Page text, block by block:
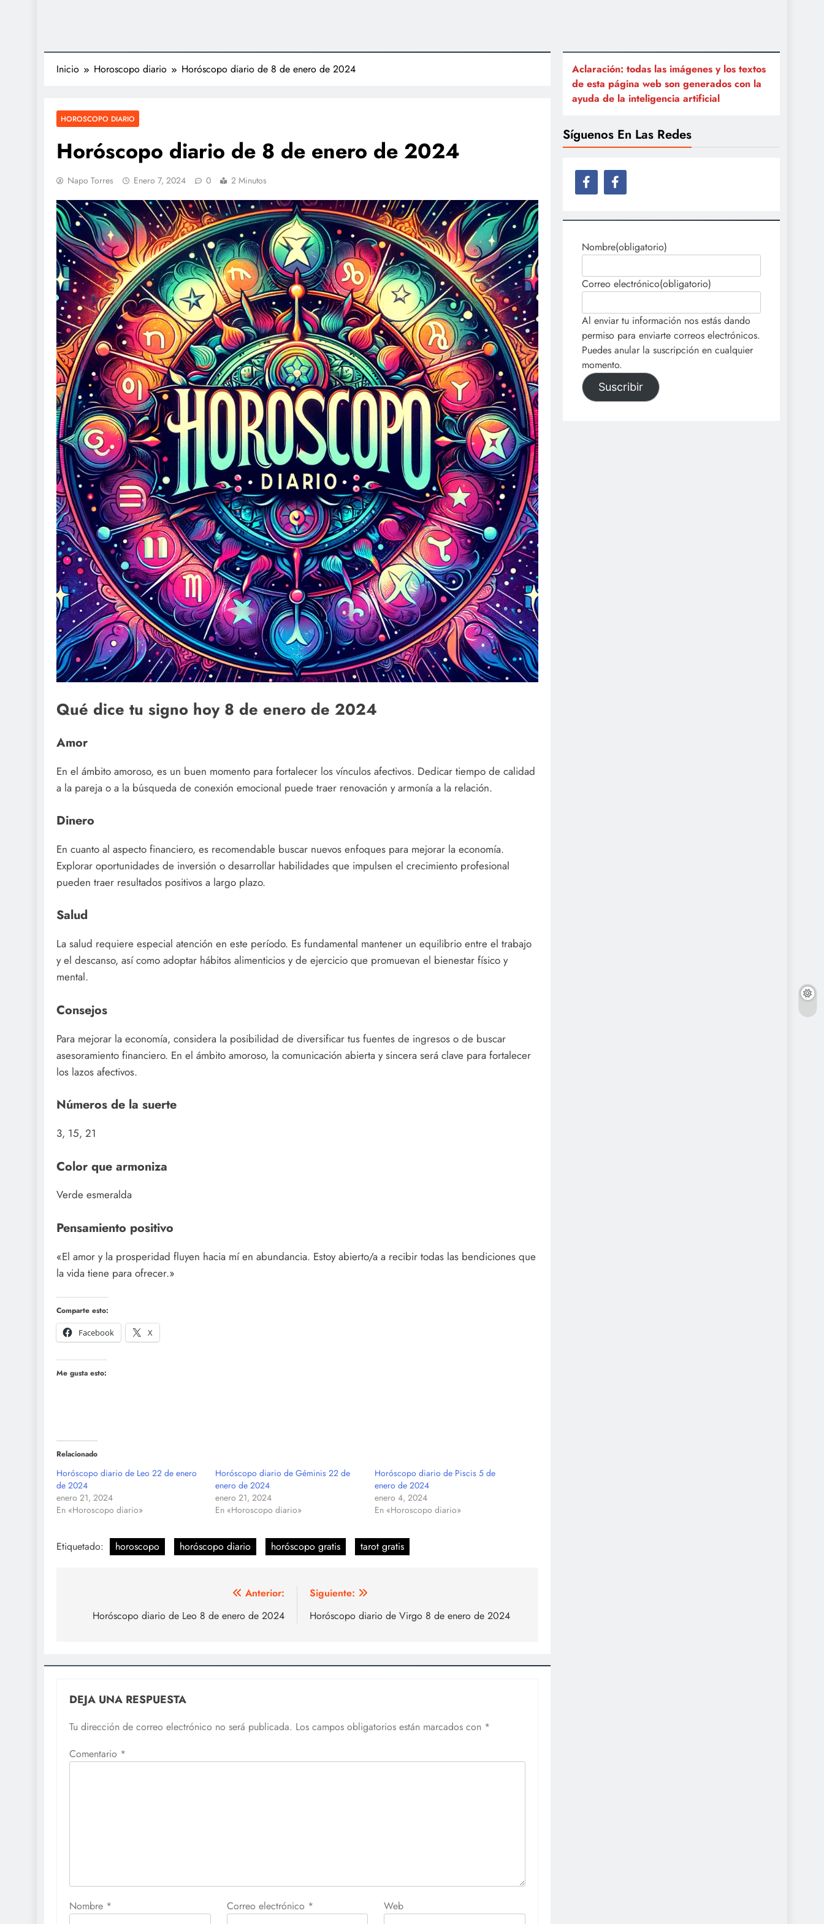
Inicio Horoscopo diario Horóscopo diario de 8 de enero de 2024
HOROSCOPO DIARIO
Horóscopo diario de 8 de enero de 2024
Napo Torres Enero 7, 2024 0 2 Minutos
Qué dice tu signo hoy 8 de enero de 2024
Amor
En el ámbito amoroso, es un buen momento para fortalecer los vínculos afectivos. Dedicar tiempo de calidad
a la pareja o a la búsqueda de conexión emocional puede traer renovación y armonía a la relación.
Dinero
En cuanto al aspecto financiero, es recomendable buscar nuevos enfoques para mejorar la economía.
Explorar oportunidades de inversión o desarrollar habilidades que impulsen el crecimiento profesional
pueden traer resultados positivos a largo plazo.
Salud
La salud requiere especial atención en este período. Es fundamental mantener un equilibrio entre el trabajo
y el descanso, así como adoptar hábitos alimenticios y de ejercicio que promuevan el bienestar físico y
mental.
Consejos
Para mejorar la economía, considera la posibilidad de diversificar tus fuentes de ingresos o de buscar
asesoramiento financiero. En el ámbito amoroso, la comunicación abierta y sincera será clave para fortalecer
los lazos afectivos.
Números de la suerte
3, 15, 21
Color que armoniza
Verde esmeralda
Pensamiento positivo
«El amor y la prosperidad fluyen hacia mí en abundancia. Estoy abierto/a a recibir todas las bendiciones que
la vida tiene para ofrecer.»
Comparte esto:
Facebook
X
Me gusta esto:
Relacionado
Horóscopo diario de Leo 22 de enero
de 2024
enero 21, 2024
En «Horoscopo diario»
Horóscopo diario de Géminis 22 de
enero de 2024
enero 21, 2024
En «Horoscopo diario»
Horóscopo diario de Piscis 5 de
enero de 2024
enero 4, 2024
En «Horoscopo diario»
Etiquetado: horoscopo horóscopo diario horóscopo gratis tarot gratis
Anterior:
Horóscopo diario de Leo 8 de enero de 2024
Siguiente:
Horóscopo diario de Virgo 8 de enero de 2024
DEJA UNA RESPUESTA
Tu dirección de correo electrónico no será publicada. Los campos obligatorios están marcados con *
Comentario *
Nombre * Correo electrónico * Web
Aclaración: todas las imágenes y los textos
de esta página web son generados con la
ayuda de la inteligencia artificial
Síguenos En Las Redes
Nombre(obligatorio)
Correo electrónico(obligatorio)
Al enviar tu información nos estás dando
permiso para enviarte correos electrónicos.
Puedes anular la suscripción en cualquier
momento.
Suscribir